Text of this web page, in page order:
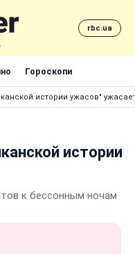
rbc.ua
Гороскопи
истории ужасов"
истории
к бессонным ночам